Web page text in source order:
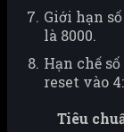
Giới hạn
là 8000.
Hạn chế
reset vào
Tiêu